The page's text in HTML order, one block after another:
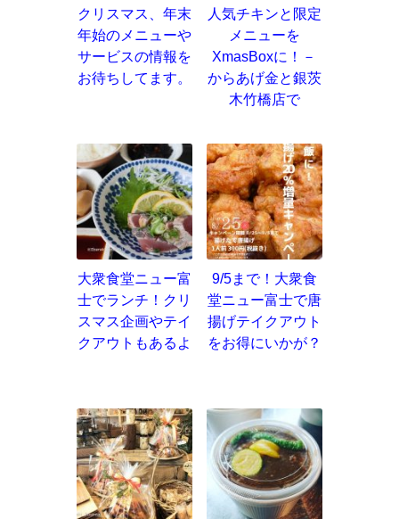
クリスマス、年末
年始のメニューや
サービスの情報を
お待ちしてます。
人気チキンと限定
メニューを
XmasBoxに！－
からあげ金と銀茨
木竹橋店で
大衆食堂ニュー富
士でランチ！クリ
スマス企画やテイ
クアウトもあるよ
9/5まで！大衆食
堂ニュー富士で唐
揚げテイクアウト
をお得にいかが？